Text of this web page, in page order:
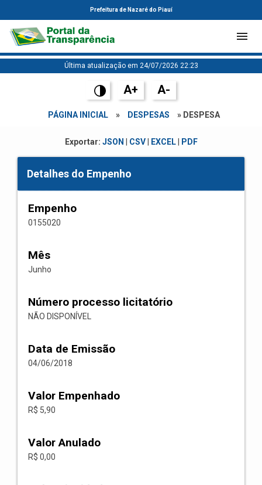
Prefeitura de Nazaré do Piauí
Última atualização em 24/07/2026 22:23
A+ A-
PÁGINA INICIAL » DESPESAS » DESPESA
Exportar: JSON CSV| EXCEL| PDF
Detalhes do Empenho
Empenho
0155020
Mês
Junho
Número processo licitatório
NÃO DISPONÍVEL
Data de Emissão
04/06/2018
Valor Empenhado
R$ 5,90
Valor Anulado
R$ 0,00